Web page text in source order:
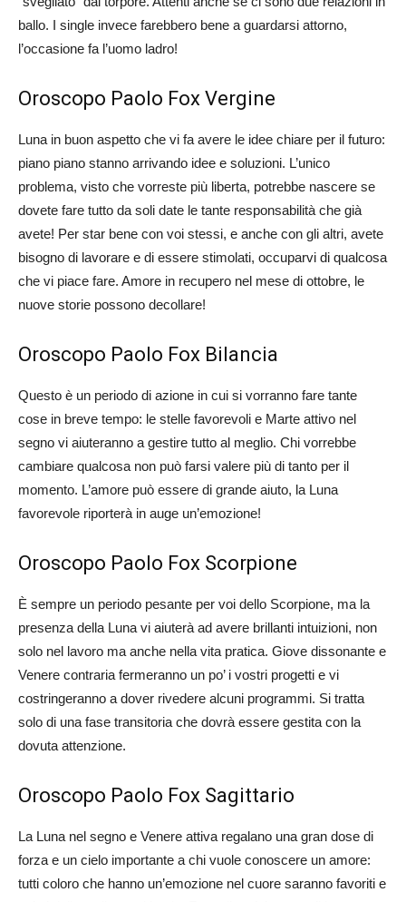
ballo. I single invece farebbero bene a guardarsi attorno,
l’occasione fa l’uomo ladro!
Oroscopo Paolo Fox Vergine
Luna in buon aspetto che vi fa avere le idee chiare per il futuro:
piano piano stanno arrivando idee e soluzioni. L’unico
problema, visto che vorreste più liberta, potrebbe nascere se
dovete fare tutto da soli date le tante responsabilità che già
avete! Per star bene con voi stessi, e anche con gli altri, avete
bisogno di lavorare e di essere stimolati, occuparvi di qualcosa
che vi piace fare. Amore in recupero nel mese di ottobre, le
nuove storie possono decollare!
Oroscopo Paolo Fox Bilancia
Questo è un periodo di azione in cui si vorranno fare tante
cose in breve tempo: le stelle favorevoli e Marte attivo nel
segno vi aiuteranno a gestire tutto al meglio. Chi vorrebbe
cambiare qualcosa non può farsi valere più di tanto per il
momento. L’amore può essere di grande aiuto, la Luna
favorevole riporterà in auge un’emozione!
Oroscopo Paolo Fox Scorpione
È sempre un periodo pesante per voi dello Scorpione, ma la
presenza della Luna vi aiuterà ad avere brillanti intuizioni, non
solo nel lavoro ma anche nella vita pratica. Giove dissonante e
Venere contraria fermeranno un po’ i vostri progetti e vi
costringeranno a dover rivedere alcuni programmi. Si tratta
solo di una fase transitoria che dovrà essere gestita con la
dovuta attenzione.
Oroscopo Paolo Fox Sagittario
La Luna nel segno e Venere attiva regalano una gran dose di
forza e un cielo importante a chi vuole conoscere un amore:
tutti coloro che hanno un’emozione nel cuore saranno favoriti e